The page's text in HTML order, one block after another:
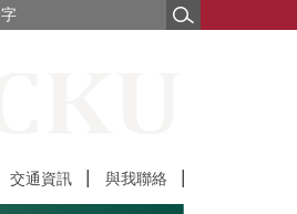
交通資訊 與我聯絡